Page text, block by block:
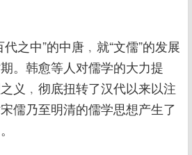
之中”的中唐﹐就“文儒”的发展
。韩愈等人对儒学的大力提
义﹐彻底扭转了汉代以来以注
儒乃至明清的儒学思想产生了